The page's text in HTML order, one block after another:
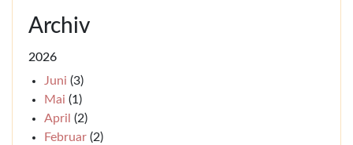
Archiv
2026
Juni (3)
Mai (1)
April (2)
Februar (2)